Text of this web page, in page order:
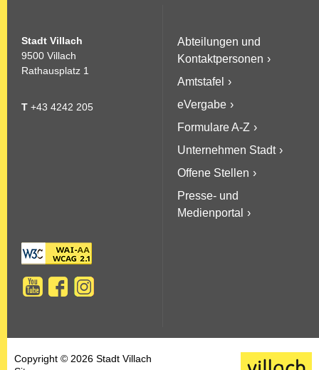
Stadt Villach
9500 Villach
Rathausplatz 1
T +43 4242 205
Abteilungen und
Kontaktpersonen
Amtstafel
eVergabe
Formulare A-Z
Unternehmen Stadt
Offene Stellen
Presse- und
Medienportal
Copyright © 2026 Stadt Villach